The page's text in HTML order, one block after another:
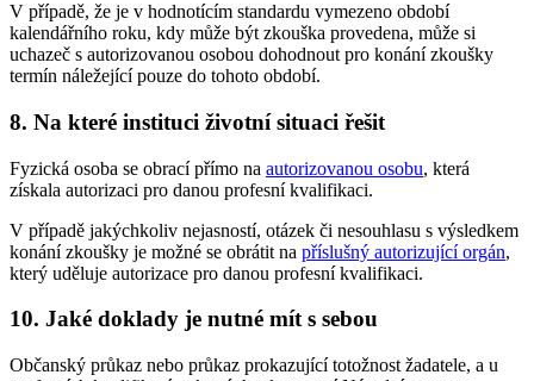
V případě, že je v hodnotícím standardu vymezeno období
kalendářního roku, kdy může být zkouška provedena, může si
uchazeč s autorizovanou osobou dohodnout pro konání zkoušky
termín náležející pouze do tohoto období.
8. Na které instituci životní situaci řešit
Fyzická osoba se obrací přímo na autorizovanou osobu, která
získala autorizaci pro danou profesní kvalifikaci.
V případě jakýchkoliv nejasností, otázek či nesouhlasu s výsledkem
konání zkoušky je možné se obrátit na příslušný autorizující orgán,
který uděluje autorizace pro danou profesní kvalifikaci.
10. Jaké doklady je nutné mít s sebou
Občanský průkaz nebo průkaz prokazující totožnost žadatele, a u